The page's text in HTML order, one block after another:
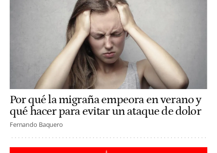
Por qué la migraña empeora en verano y
qué hacer para evitar un ataque de dolor
Fernando Baquero